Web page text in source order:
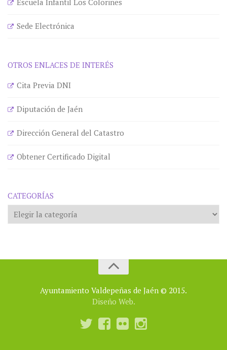
Escuela Infantil Los Colorines
Sede Electrónica
OTROS ENLACES DE INTERÉS
Cita Previa DNI
Diputación de Jaén
Dirección General del Catastro
Obtener Certificado Digital
CATEGORÍAS
Categorías
Ayuntamiento Valdepeñas de Jaén © 2015.
Diseño Web.